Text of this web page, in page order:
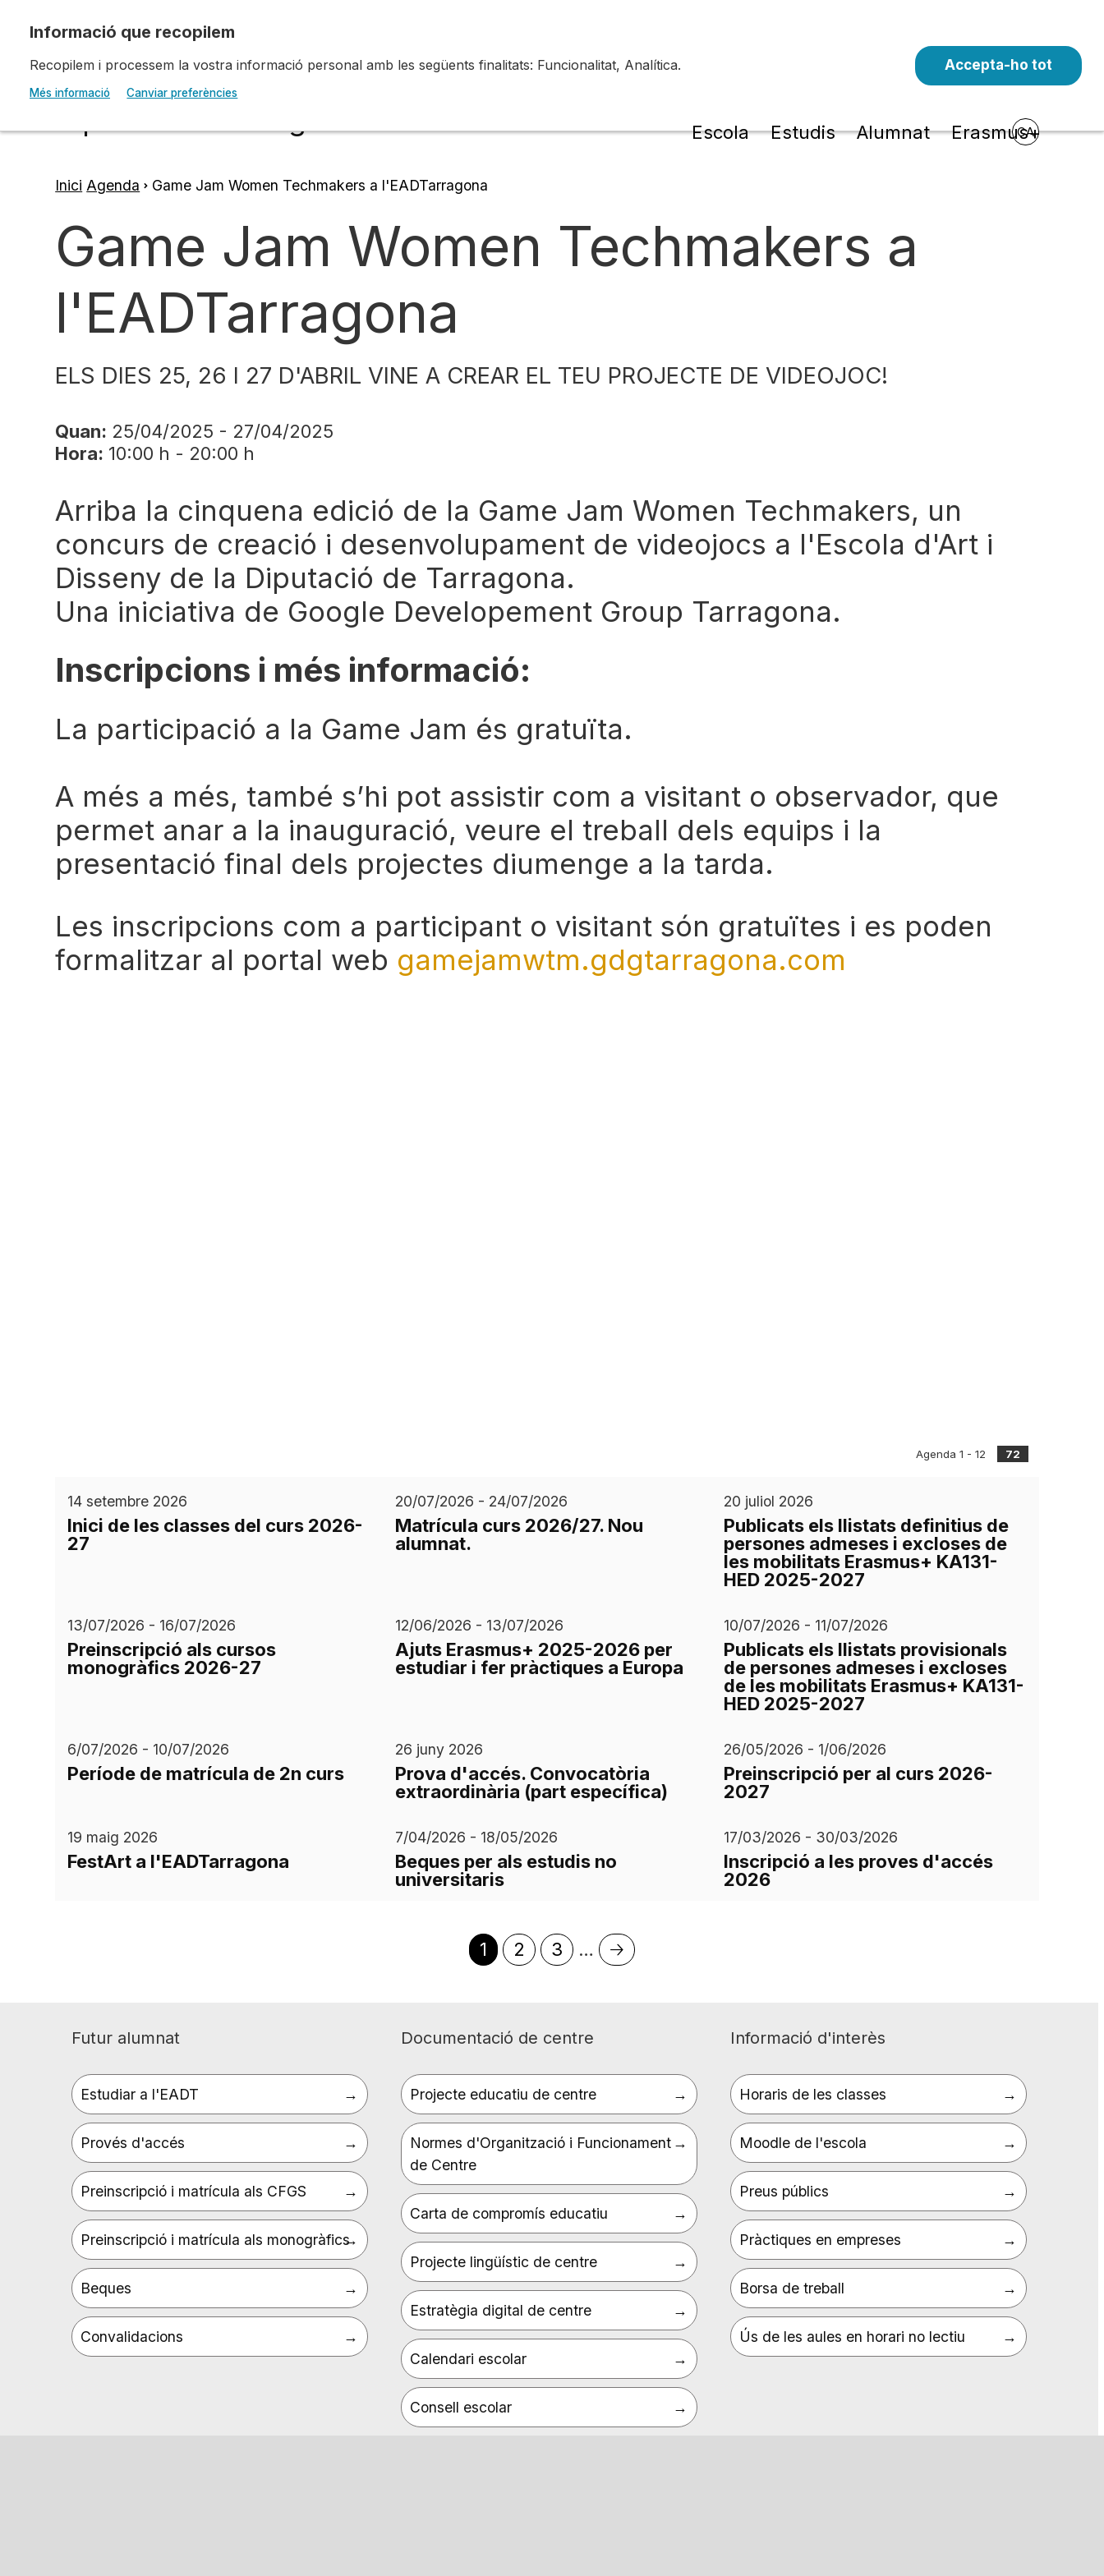
Escola d'Art i Disseny de la
Escola Estudis Alumnat Erasmus+
CA
d'ariadna
Inici Agenda Game Jam Women Techmakers a l'EADTarragona
Game Jam Women Techmakers a
l'EADTarragona
ELS DIES 25, 26 I 27 D'ABRIL VINE A CREAR EL TEU PROJECTE DE VIDEOJOC!
Quan: 25/04/2025 - 27/04/2025
Hora: 10:00 h - 20:00 h
Arriba la cinquena edició de la Game Jam Women Techmakers, un
concurs de creació i desenvolupament de videojocs a l'Escola d'Art i
Disseny de la Diputació de Tarragona.
Una iniciativa de Google Developement Group Tarragona.
Inscripcions i més informació:
La participació a la Game Jam és gratuïta.
A més a més, també s’hi pot assistir com a visitant o observador, que
permet anar a la inauguració, veure el treball dels equips i la
presentació final dels projectes diumenge a la tarda.
Les inscripcions com a participant o visitant són gratuïtes i es poden
formalitzar al portal web gamejamwtm.gdgtarragona.com
Agenda 1 - 12 72
14 setembre 2026
Inici de les classes del curs 2026-
27
20/07/2026 - 24/07/2026
Matrícula curs 2026/27. Nou
alumnat.
20 juliol 2026
Publicats els llistats definitius de
persones admeses i excloses de
les mobilitats Erasmus+ KA131-
HED 2025-2027
13/07/2026 - 16/07/2026
Preinscripció als cursos
monogràfics 2026-27
12/06/2026 - 13/07/2026
Ajuts Erasmus+ 2025-2026 per
estudiar i fer pràctiques a Europa
10/07/2026 - 11/07/2026
Publicats els llistats provisionals
de persones admeses i excloses
de les mobilitats Erasmus+ KA131-
HED 2025-2027
6/07/2026 - 10/07/2026
Període de matrícula de 2n curs
26 juny 2026
Prova d'accés. Convocatòria
extraordinària (part específica)
26/05/2026 - 1/06/2026
Preinscripció per al curs 2026-
2027
19 maig 2026
FestArt a l'EADTarragona
7/04/2026 - 18/05/2026
Beques per als estudis no
universitaris
17/03/2026 - 30/03/2026
Inscripció a les proves d'accés
2026
Pàgina
actual
1 Page
2 Page
3 …
Pàgina
següent
🡢
Futur alumnat
Estudiar a l'EADT
Provés d'accés
Preinscripció i matrícula als CFGS
Preinscripció i matrícula als monogràfics
Beques
Convalidacions
Documentació de centre
Projecte educatiu de centre
Normes d'Organització i Funcionament
de Centre
Carta de compromís educatiu
Projecte lingüístic de centre
Estratègia digital de centre
Calendari escolar
Consell escolar
Informació d'interès
Horaris de les classes
Moodle de l'escola
Preus públics
Pràctiques en empreses
Borsa de treball
Ús de les aules en horari no lectiu
Recopilem i processem la vostra informació personal amb les següents finalitats: Funcionalitat, Analítica.
Més informació Canviar preferències
Accepta-ho tot